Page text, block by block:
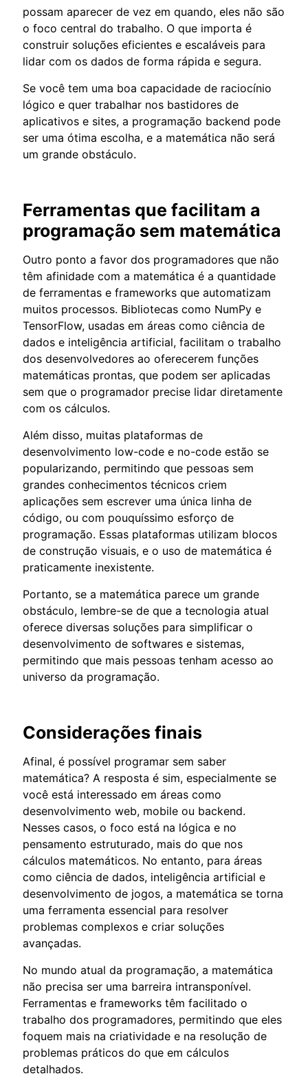
possam aparecer de vez em quando, eles não são
o foco central do trabalho. O que importa é
construir soluções eficientes e escaláveis para
lidar com os dados de forma rápida e segura.
Se você tem uma boa capacidade de raciocínio
lógico e quer trabalhar nos bastidores de
aplicativos e sites, a programação backend pode
ser uma ótima escolha, e a matemática não será
um grande obstáculo.
Ferramentas que facilitam a
programação sem matemática
Outro ponto a favor dos programadores que não
têm afinidade com a matemática é a quantidade
de ferramentas e frameworks que automatizam
muitos processos. Bibliotecas como NumPy e
TensorFlow, usadas em áreas como ciência de
dados e inteligência artificial, facilitam o trabalho
dos desenvolvedores ao oferecerem funções
matemáticas prontas, que podem ser aplicadas
sem que o programador precise lidar diretamente
com os cálculos.
Além disso, muitas plataformas de
desenvolvimento low-code e no-code estão se
popularizando, permitindo que pessoas sem
grandes conhecimentos técnicos criem
aplicações sem escrever uma única linha de
código, ou com pouquíssimo esforço de
programação. Essas plataformas utilizam blocos
de construção visuais, e o uso de matemática é
praticamente inexistente.
Portanto, se a matemática parece um grande
obstáculo, lembre-se de que a tecnologia atual
oferece diversas soluções para simplificar o
desenvolvimento de softwares e sistemas,
permitindo que mais pessoas tenham acesso ao
universo da programação.
Considerações finais
Afinal, é possível programar sem saber
matemática? A resposta é sim, especialmente se
você está interessado em áreas como
desenvolvimento web, mobile ou backend.
Nesses casos, o foco está na lógica e no
pensamento estruturado, mais do que nos
cálculos matemáticos. No entanto, para áreas
como ciência de dados, inteligência artificial e
desenvolvimento de jogos, a matemática se torna
uma ferramenta essencial para resolver
problemas complexos e criar soluções
avançadas.
No mundo atual da programação, a matemática
não precisa ser uma barreira intransponível.
Ferramentas e frameworks têm facilitado o
trabalho dos programadores, permitindo que eles
foquem mais na criatividade e na resolução de
problemas práticos do que em cálculos
detalhados.